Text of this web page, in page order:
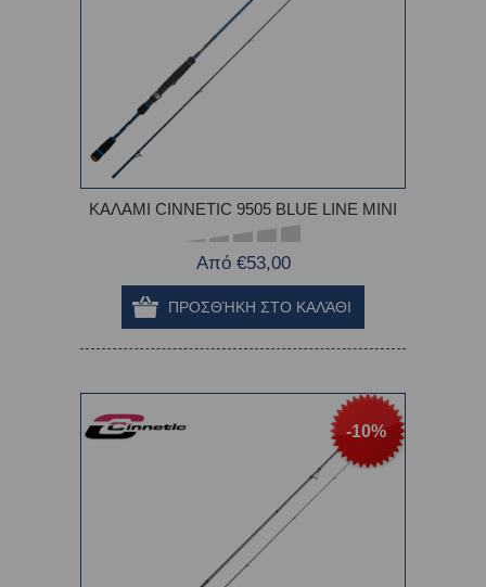
ΚΑΛΑΜΙ CINNETIC 9505 BLUE LINE MINI
Από €53,00
-10%